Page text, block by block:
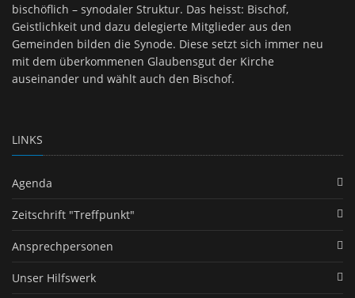
bischöflich – synodaler Struktur. Das heisst: Bischof,
Geistlichkeit und dazu delegierte Mitglieder aus den
Gemeinden bilden die Synode. Diese setzt sich immer neu
mit dem überkommenen Glaubensgut der Kirche
auseinander und wählt auch den Bischof.
LINKS
Agenda
Zeitschrift "Treffpunkt"
Ansprechpersonen
Unser Hilfswerk